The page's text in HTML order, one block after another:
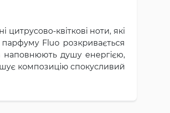
квіткові ноти, які
Fluo розкривається
наповнюють душу енергією,
композицію спокусливий